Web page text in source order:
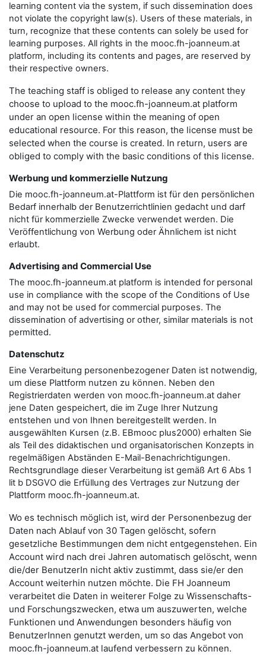
learning content via the system, if such dissemination does
not violate the copyright law(s). Users of these materials, in
turn, recognize that these contents can solely be used for
learning purposes. All rights in the mooc.fh-joanneum.at
platform, including its contents and pages, are reserved by
their respective owners.
The teaching staff is obliged to release any content they
choose to upload to the mooc.fh-joanneum.at platform
under an open license within the meaning of open
educational resource. For this reason, the license must be
selected when the course is created. In return, users are
obliged to comply with the basic conditions of this license.
Werbung und kommerzielle Nutzung
Die mooc.fh-joanneum.at-Plattform ist für den persönlichen
Bedarf innerhalb der Benutzerrichtlinien gedacht und darf
nicht für kommerzielle Zwecke verwendet werden. Die
Veröffentlichung von Werbung oder Ähnlichem ist nicht
erlaubt.
Advertising and Commercial Use
The mooc.fh-joanneum.at platform is intended for personal
use in compliance with the scope of the Conditions of Use
and may not be used for commercial purposes. The
dissemination of advertising or other, similar materials is not
permitted.
Datenschutz
Eine Verarbeitung personenbezogener Daten ist notwendig,
um diese Plattform nutzen zu können. Neben den
Registrierdaten werden von mooc.fh-joanneum.at daher
jene Daten gespeichert, die im Zuge Ihrer Nutzung
entstehen und von Ihnen bereitgestellt werden. In
ausgewählten Kursen (z.B. EBmooc plus2000) erhalten Sie
als Teil des didaktischen und organisatorischen Konzepts in
regelmäßigen Abständen E-Mail-Benachrichtigungen.
Rechtsgrundlage dieser Verarbeitung ist gemäß Art 6 Abs 1
lit b DSGVO die Erfüllung des Vertrages zur Nutzung der
Plattform mooc.fh-joanneum.at.
Wo es technisch möglich ist, wird der Personenbezug der
Daten nach Ablauf von 30 Tagen gelöscht, sofern
gesetzliche Bestimmungen dem nicht entgegenstehen. Ein
Account wird nach drei Jahren automatisch gelöscht, wenn
die/der BenutzerIn nicht aktiv zustimmt, dass sie/er den
Account weiterhin nutzen möchte. Die FH Joanneum
verarbeitet die Daten in weiterer Folge zu Wissenschafts-
und Forschungszwecken, etwa um auszuwerten, welche
Funktionen und Anwendungen besonders häufig von
BenutzerInnen genutzt werden, um so das Angebot von
mooc.fh-joanneum.at laufend verbessern zu können.